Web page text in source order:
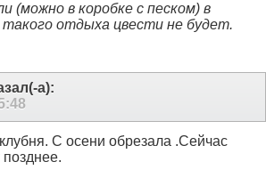
(можно в коробке с песком) в
такого отдыха цвести не будет.
а):
С осени обрезала .Сейчас
позднее.